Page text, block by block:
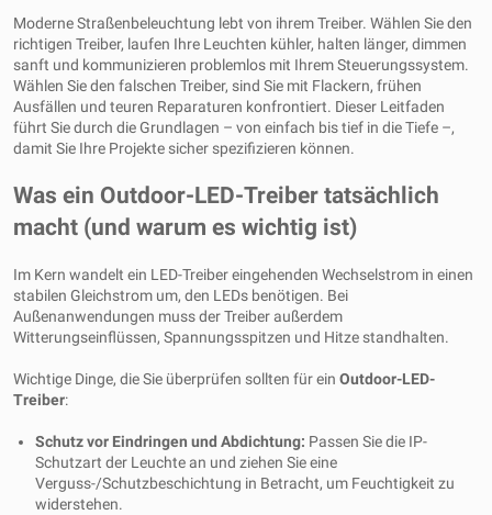
Moderne Straßenbeleuchtung lebt von ihrem Treiber. Wählen Sie den
richtigen Treiber, laufen Ihre Leuchten kühler, halten länger, dimmen
sanft und kommunizieren problemlos mit Ihrem Steuerungssystem.
Wählen Sie den falschen Treiber, sind Sie mit Flackern, frühen
Ausfällen und teuren Reparaturen konfrontiert. Dieser Leitfaden
führt Sie durch die Grundlagen – von einfach bis tief in die Tiefe –,
damit Sie Ihre Projekte sicher spezifizieren können.
Was ein Outdoor-LED-Treiber tatsächlich
macht (und warum es wichtig ist)
Im Kern wandelt ein LED-Treiber eingehenden Wechselstrom in einen
stabilen Gleichstrom um, den LEDs benötigen. Bei
Außenanwendungen muss der Treiber außerdem
Witterungseinflüssen, Spannungsspitzen und Hitze standhalten.
Wichtige Dinge, die Sie überprüfen sollten für ein Outdoor-LED-
Treiber:
Schutz vor Eindringen und Abdichtung: Passen Sie die IP-
Schutzart der Leuchte an und ziehen Sie eine
Verguss-/Schutzbeschichtung in Betracht, um Feuchtigkeit zu
widerstehen.